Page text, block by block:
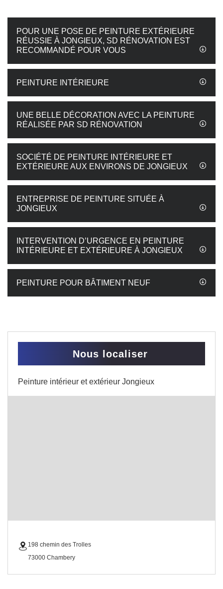
POUR UNE POSE DE PEINTURE EXTÉRIEURE
RÉUSSIE À JONGIEUX, SD RÉNOVATION EST
RECOMMANDÉ POUR VOUS
PEINTURE INTÉRIEURE
UNE BELLE DÉCORATION AVEC LA PEINTURE
RÉALISÉE PAR SD RÉNOVATION
SOCIÉTÉ DE PEINTURE INTÉRIEURE ET
EXTÉRIEURE AUX ENVIRONS DE JONGIEUX
ENTREPRISE DE PEINTURE SITUÉE À
JONGIEUX
INTERVENTION D’URGENCE EN PEINTURE
INTÉRIEURE ET EXTÉRIEURE À JONGIEUX
PEINTURE POUR BÂTIMENT NEUF
Nous localiser
Peinture intérieur et extérieur Jongieux
198 chemin des Trolles
73000 Chambery